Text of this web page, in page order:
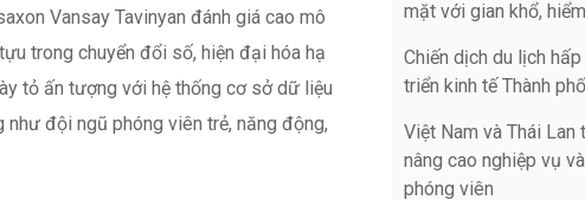
mặt với gian khổ,
Chiến dịch du lịch
triển kinh tế Thành phố
Việt Nam và Thái
nâng cao nghiệp vụ
phóng viên